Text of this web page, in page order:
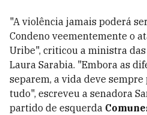
"A violência jamais poderá
Condeno veementemente o
Uribe", criticou a ministra das
Laura Sarabia. "Embora as
separem, a vida deve
tudo", escreveu a senadora
partido de esquerda